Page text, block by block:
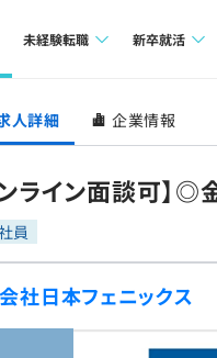
未経験転職
求人検索
転職成功ガイド
新卒就活
本選考
インターン
イベント・
人詳細 企業情報
ライン面談可】◎
員
社日本フェニックス